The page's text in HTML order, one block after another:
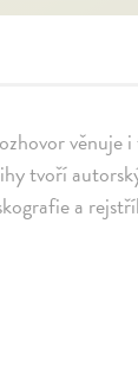
věnuje
tvoří
a